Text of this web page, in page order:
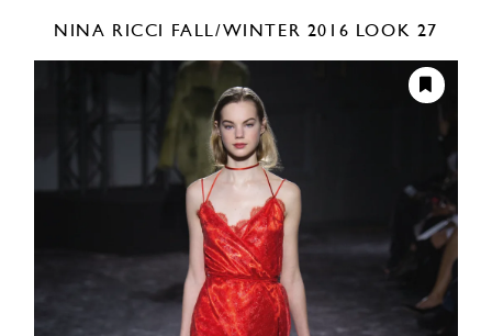
NINA RICCI FALL/WINTER 2016 LOOK 27